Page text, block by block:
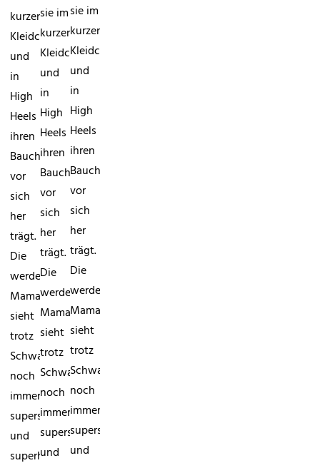
kurzen
Kleidchen
und
in
High
Heels
ihren
Bauch
vor
sich
her
trägt.
Die
werdende
Mama
sieht
trotz
Schwangerschaft
noch
immer
superschlank
und
superheiß
sie im
kurzen
Kleidchen
und
in
High
Heels
ihren
Bauch
vor
sich
her
trägt.
Die
werdende
Mama
sieht
trotz
Schwangerschaft
noch
immer
superschlank
und
sie im
kurzen
Kleidchen
und
in
High
Heels
ihren
Bauch
vor
sich
her
trägt.
Die
werdende
Mama
sieht
trotz
Schwangerschaft
noch
immer
superschlank
und